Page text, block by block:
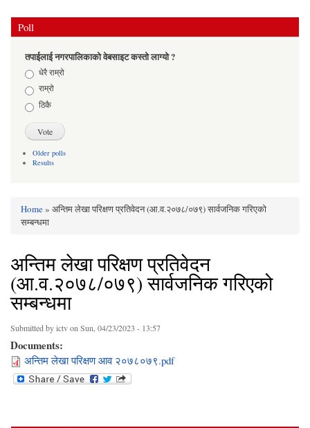
Poll
तपाईलाई नगरपालिकाको वेबसाइट कस्तो लाग्यो ?
Choicesधेरै राम्रो
राम्रो
ठिकै
Older polls
Results
You are here
Home» अन्तिम लेखा परिक्षण प्रतिवेदन (आ.व.२०७८/०७९) सार्वजनिक गरिएको
सम्बन्धमा
अन्तिम लेखा परिक्षण प्रतिवेदन
(आ.व.२०७८/०७९) सार्वजनिक गरिएको
सम्बन्धमा
Submitted byictvon Sun, 04/23/2023 - 13:57
Documents:
अन्तिम लेखा परिक्षण आव २०७८०७९.pdf